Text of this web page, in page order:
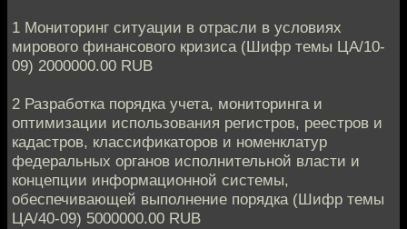
1 Мониторинг ситуации в отрасли в условиях
мирового финансового кризиса (Шифр темы ЦА/10-
09) 2000000.00 RUB
2 Разработка порядка учета, мониторинга и
оптимизации использования регистров, реестров и
кадастров, классификаторов и номенклатур
федеральных органов исполнительной власти и
концепции информационной системы,
обеспечивающей выполнение порядка (Шифр темы
ЦА/40-09) 5000000.00 RUB